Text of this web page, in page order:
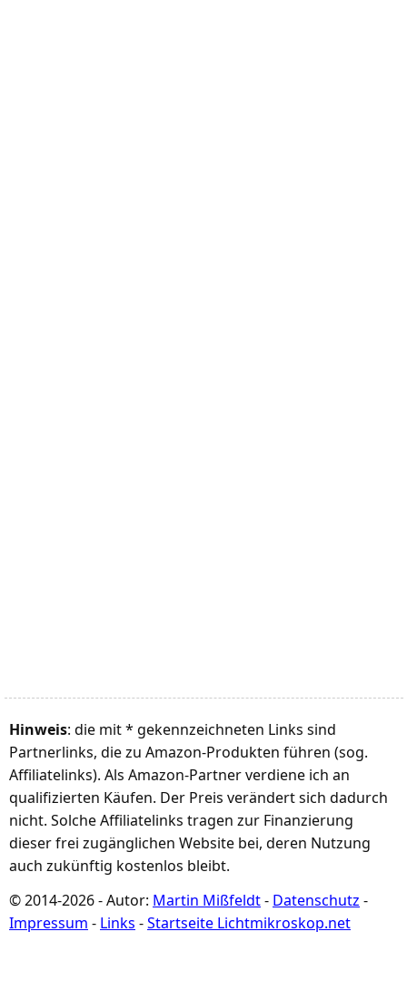
Hinweis: die mit * gekennzeichneten Links sind
Partnerlinks, die zu Amazon-Produkten führen (sog.
Affiliatelinks). Als Amazon-Partner verdiene ich an
qualifizierten Käufen. Der Preis verändert sich dadurch
nicht. Solche Affiliatelinks tragen zur Finanzierung
dieser frei zugänglichen Website bei, deren Nutzung
auch zukünftig kostenlos bleibt.
© 2014-2026 - Autor: Martin Mißfeldt- Datenschutz -
Impressum - Links -Startseite Lichtmikroskop.net